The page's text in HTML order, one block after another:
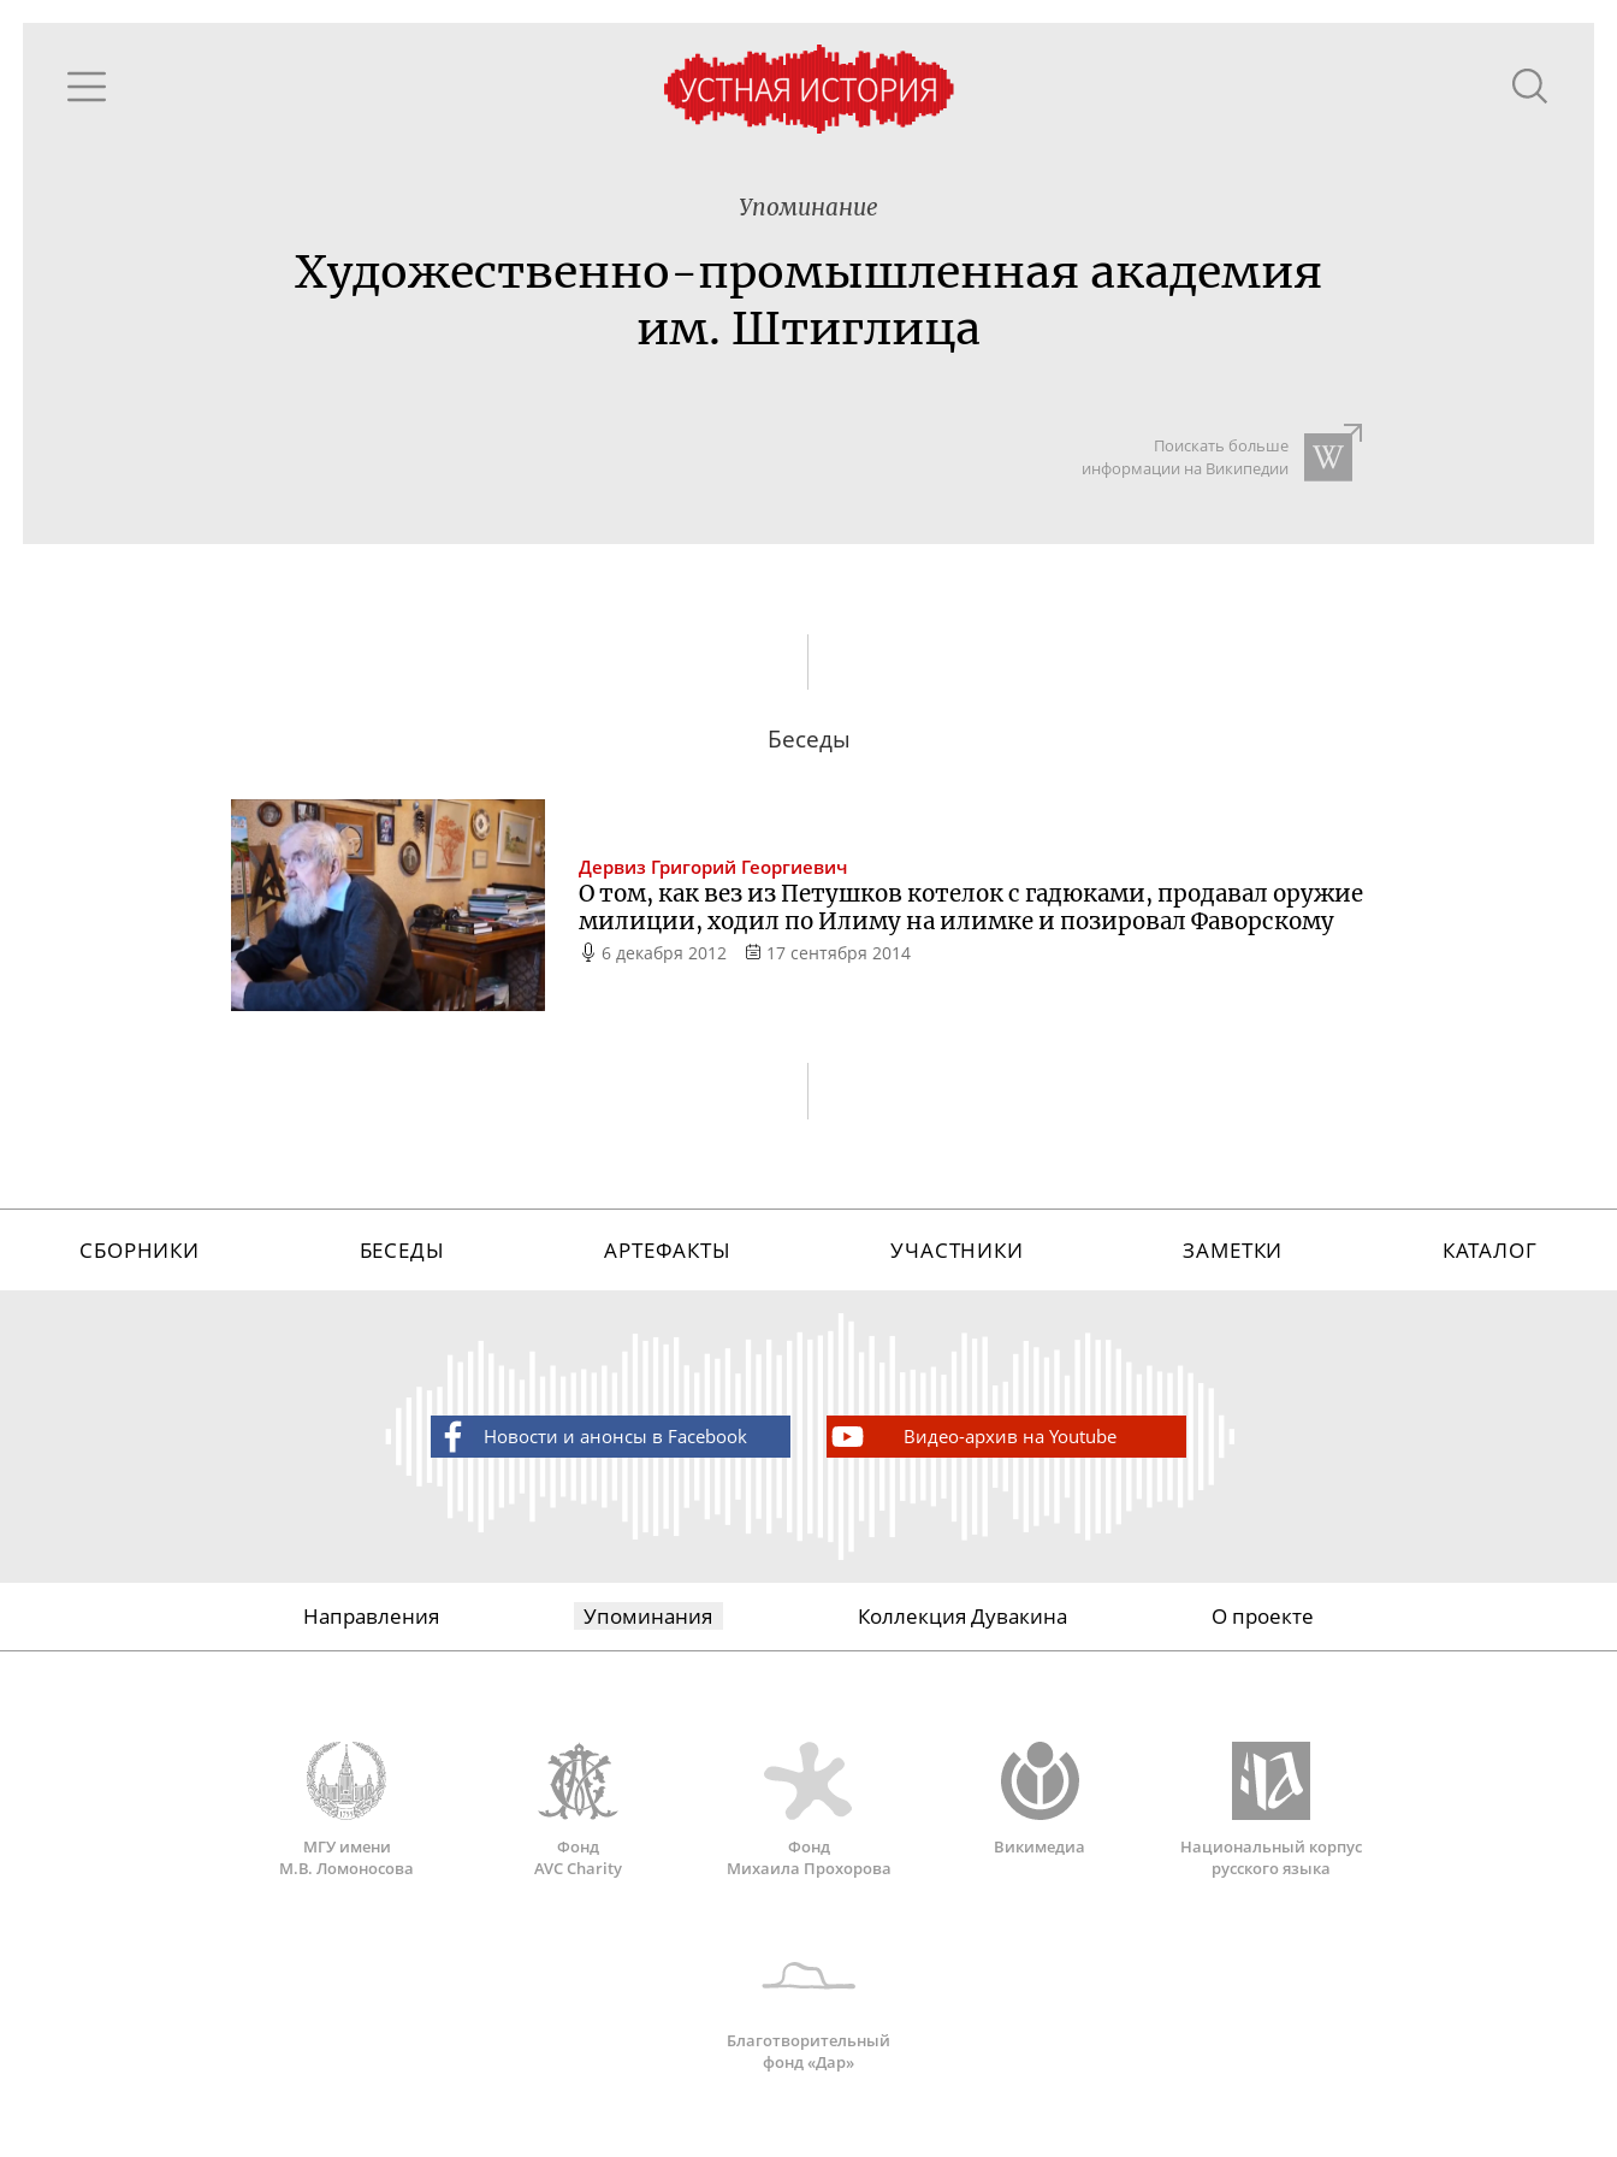
Упоминание
Художественно-промышленная академия
им. Штиглица
Поискать больше
информации на Википедии
Беседы
Дервиз Григорий Георгиевич
О том, как вез из Петушков котелок с гадюками, продавал оружие
милиции, ходил по Илиму на илимке и позировал Фаворскому
6 декабря 2012 17 сентября 2014
СБОРНИКИ БЕСЕДЫ АРТЕФАКТЫ УЧАСТНИКИ ЗАМЕТКИ КАТАЛОГ
Новости и анонсы в Facebook Видео-архив на Youtube
Направления Упоминания Коллекция Дувакина О проекте
МГУ имени
М.В. Ломоносова
Фонд
AVC Charity
Фонд
Михаила Прохорова
Викимедиа
Национальный корпус
русского языка
Благотворительный
фонд «Дар»